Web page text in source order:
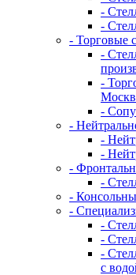
-
-
- Торговые
-
-
-
-
-
-
-
-
-
-
-
-
-
с